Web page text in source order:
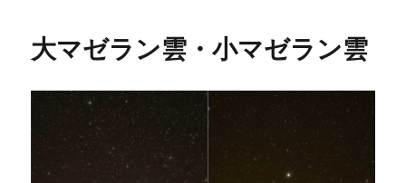
大マゼラン雲・小マゼラン雲